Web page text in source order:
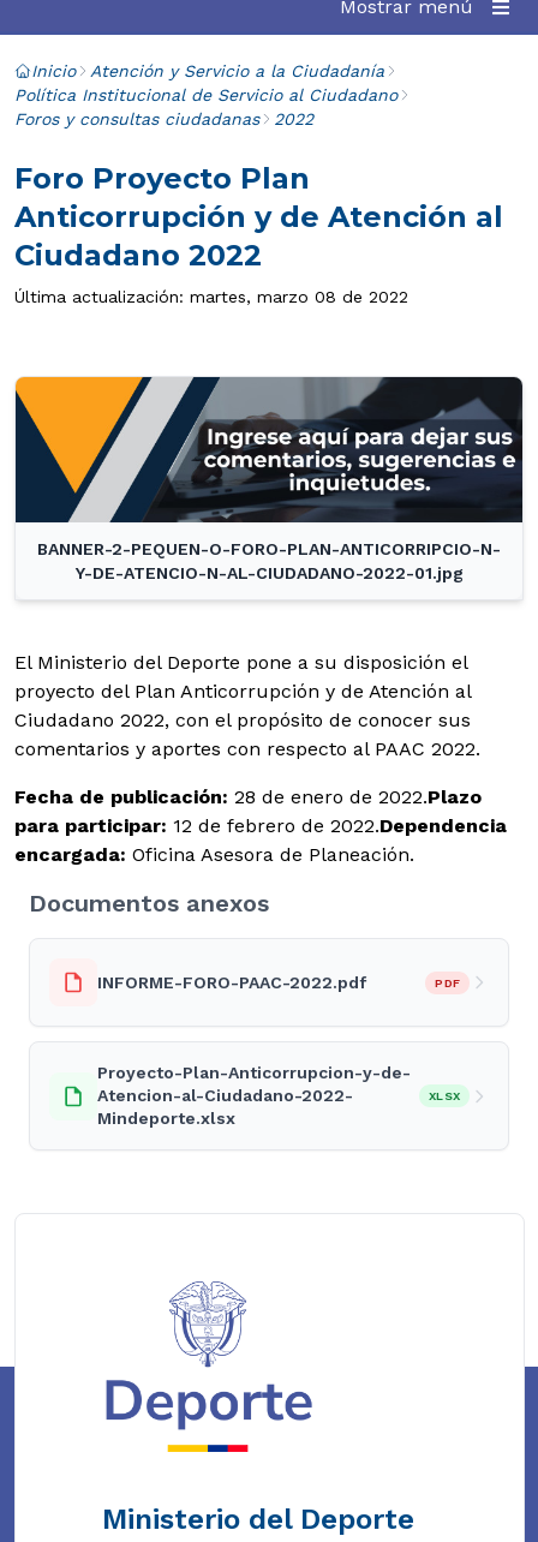
Mostrar menú
Inicio
Atención y Servicio a la Ciudadanía
Política Institucional de Servicio al Ciudadano
Foros y consultas ciudadanas
2022
Foro Proyecto Plan
Anticorrupción y de Atención al
Ciudadano 2022
Última actualización: martes, marzo 08 de 2022
BANNER-2-PEQUEN-O-FORO-PLAN-ANTICORRIPCIO-N-
Y-DE-ATENCIO-N-AL-CIUDADANO-2022-01.jpg
El Ministerio del Deporte pone a su disposición el
proyecto del Plan Anticorrupción y de Atención al
Ciudadano 2022, con el propósito de conocer sus
comentarios y aportes con respecto al PAAC 2022.
Fecha de publicación: 28 de enero de 2022.Plazo
para participar: 12 de febrero de 2022.Dependencia
encargada: Oficina Asesora de Planeación.
Documentos anexos
INFORME-FORO-PAAC-2022.pdf PDF
Proyecto-Plan-Anticorrupcion-y-de-
Atencion-al-Ciudadano-2022-
Mindeporte.xlsx
XLSX
Ministerio del Deporte